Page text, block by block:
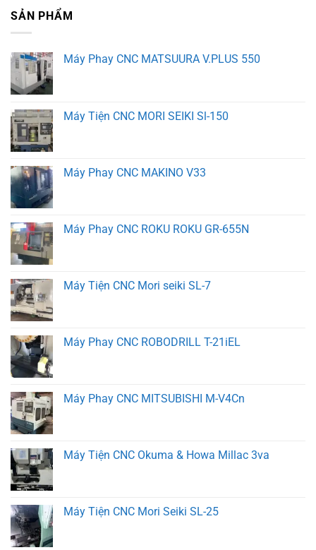
SẢN PHẨM
Máy Phay CNC MATSUURA V.PLUS 550
Máy Tiện CNC MORI SEIKI Sl-150
Máy Phay CNC MAKINO V33
Máy Phay CNC ROKU ROKU GR-655N
Máy Tiện CNC Mori seiki SL-7
Máy Phay CNC ROBODRILL T-21iEL
Máy Phay CNC MITSUBISHI M-V4Cn
Máy Tiện CNC Okuma & Howa Millac 3va
Máy Tiện CNC Mori Seiki SL-25